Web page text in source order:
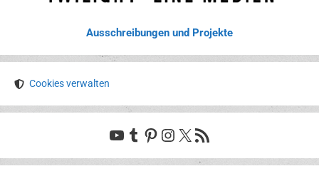
Ausschreibungen und Projekte
Cookies verwalten
YouTube
Tumblr
Pinterest
Instagram
X RSS-Feed